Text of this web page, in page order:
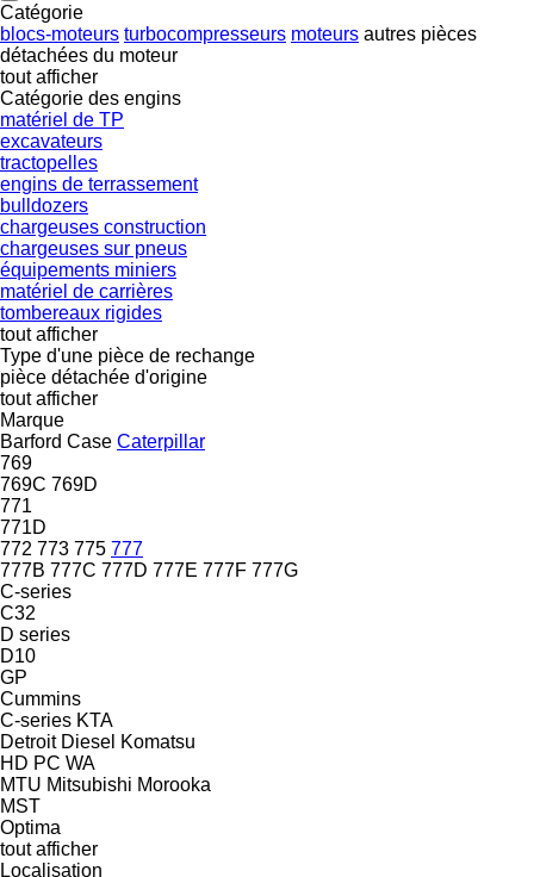
Catégorie
blocs-moteurs turbocompresseurs moteurs autres pièces
détachées du moteur
tout afficher
Catégorie des engins
matériel de TP
excavateurs
tractopelles
engins de terrassement
bulldozers
chargeuses construction
chargeuses sur pneus
équipements miniers
matériel de carrières
tombereaux rigides
tout afficher
Type d'une pièce de rechange
pièce détachée d'origine
tout afficher
Marque
Barford Case Caterpillar
769
769C 769D
771
771D
772 773 775 777
777B 777C 777D 777E 777F 777G
C-series
C32
D series
D10
GP
Cummins
C-series KTA
Detroit Diesel Komatsu
HD PC WA
MTU Mitsubishi Morooka
MST
Optima
tout afficher
Localisation